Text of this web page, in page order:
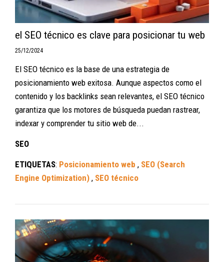
el SEO técnico es clave para posicionar tu web
25/12/2024
El SEO técnico es la base de una estrategia de
posicionamiento web exitosa. Aunque aspectos como el
contenido y los backlinks sean relevantes, el SEO técnico
garantiza que los motores de búsqueda puedan rastrear,
indexar y comprender tu sitio web de...
SEO
ETIQUETAS: Posicionamiento web , SEO (Search
Engine Optimization) , SEO técnico